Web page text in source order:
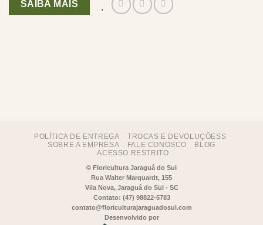
SAIBA MAIS
.
POLÍTICA DE ENTREGA
TROCAS E DEVOLUÇÕESS
SOBRE A EMPRESA
FALE CONOSCO
BLOG
ACESSO RESTRITO
© Floricultura Jaraguá do Sul
Rua Walter Marquardt, 155
Vila Nova, Jaraguá do Sul - SC
Contato: (47) 98822-5783
contato@floriculturajaraguadosul.com
Desenvolvido por